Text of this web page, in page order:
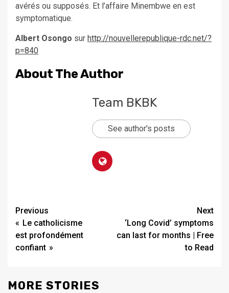
avérés ou supposés. Et l’affaire Minembwe en est
symptomatique.
Albert Osongo sur http://nouvellerepublique-rdc.net/?
p=840
About The Author
Team BKBK
See author's posts
Previous
« Le catholicisme
est profondément
confiant »
Next
‘Long Covid’ symptoms
can last for months | Free
to Read
MORE STORIES